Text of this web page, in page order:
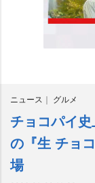
ニュース グルメ
チョコパイ
の『生 チョ
場